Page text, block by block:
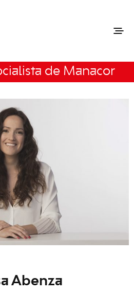
de Manacor
Abenza